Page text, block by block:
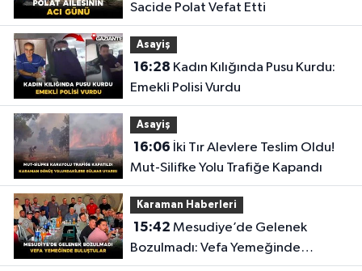
Sacide Polat Vefat Etti
Asayiş
16:28
Emekli Polisi Vurdu
Asayiş
16:06
Mut-Silifke Yolu Trafiğe Kapandı
Karaman Haberleri
15:42
Bozulmadı: Vefa Yemeğinde